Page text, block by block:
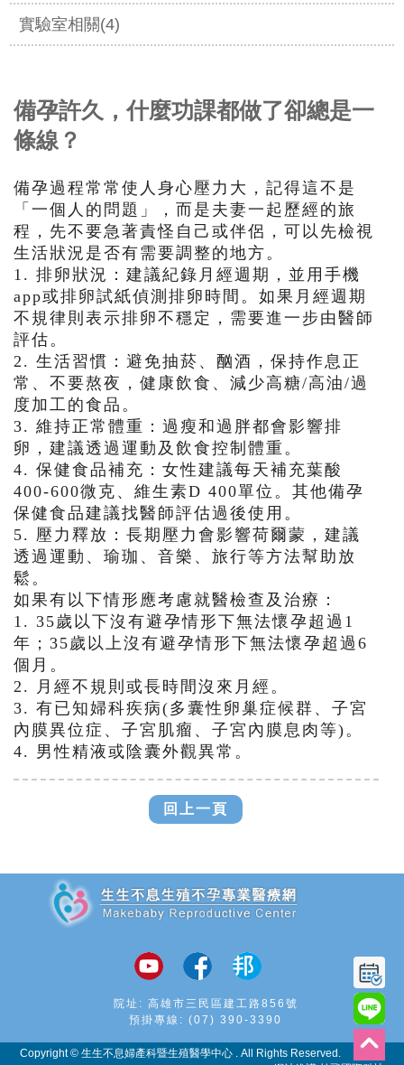
實驗室相關(4)
備孕許久，什麼功課都做了卻總是一
條線？
備孕過程常常使人身心壓力大，記得這不是
「一個人的問題」，而是夫妻一起歷經的旅
程，先不要急著責怪自己或伴侶，可以先檢視
生活狀況是否有需要調整的地方。
1. 排卵狀況：建議紀錄月經週期， 並用手機
app或排卵試紙偵測排卵時間。如果月經週期
不規律則表示排卵不穩定，需要進一步由醫師
評估。
2. 生活習慣：避免抽菸、酗酒，保持作息正
常、不要熬夜，健康飲食、減少高糖/高油/過
度加工的食品。
3. 維持正常體重：過瘦和過胖都會影響排
卵，建議透過運動及飲食控制體重。
4. 保健食品補充：女性建議每天補充葉酸
400-600微克、維生素D 400單位。其他備孕
保健食品建議找醫師評估過後使用。
5. 壓力釋放：長期壓力會影響荷爾蒙，建議
透過運動、瑜珈、音樂、旅行等方法幫助放
鬆。
如果有以下情形應考慮就醫檢查及治療：
1. 35歲以下沒有避孕情形下無法懷孕超過1
年；35歲以上沒有避孕情形下無法懷孕超過6
個月。
2. 月經不規則或長時間沒來月經。
3. 有已知婦科疾病(多囊性卵巢症候群、子宮
內膜異位症、子宮肌瘤、子宮內膜息肉等)。
4. 男性精液或陰囊外觀異常。
回上一頁
院址: 高雄市三民區建工路856號
預掛專線: (07) 390-3390
Copyright © 生生不息婦產科暨生殖醫學中心 . All Rights Reserved.